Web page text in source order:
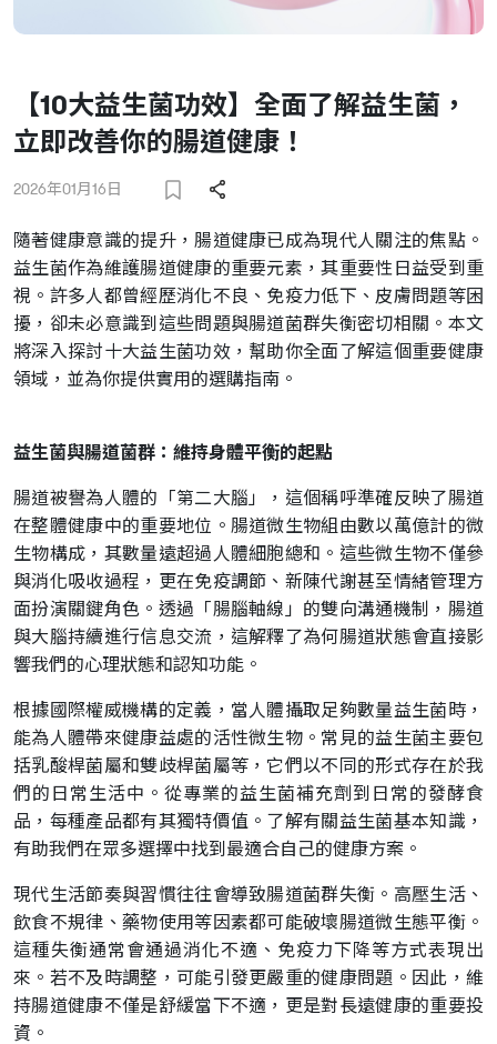
【10大益生菌功效】全面了解益生菌，
立即改善你的腸道健康！
2026年01月16日
隨著健康意識的提升，腸道健康已成為現代人關注的焦點。
益生菌作為維護腸道健康的重要元素，其重要性日益受到重
視。許多人都曾經歷消化不良、免疫力低下、皮膚問題等困
擾，卻未必意識到這些問題與腸道菌群失衡密切相關。本文
將深入探討十大益生菌功效，幫助你全面了解這個重要健康
領域，並為你提供實用的選購指南。
益生菌與腸道菌群：維持身體平衡的起點
腸道被譽為人體的「第二大腦」，這個稱呼準確反映了腸道
在整體健康中的重要地位。腸道微生物組由數以萬億計的微
生物構成，其數量遠超過人體細胞總和。這些微生物不僅參
與消化吸收過程，更在免疫調節、新陳代謝甚至情緒管理方
面扮演關鍵角色。透過「腸腦軸線」的雙向溝通機制，腸道
與大腦持續進行信息交流，這解釋了為何腸道狀態會直接影
響我們的心理狀態和認知功能。
根據國際權威機構的定義，當人體攝取足夠數量益生菌時，
能為人體帶來健康益處的活性微生物。常見的益生菌主要包
括乳酸桿菌屬和雙歧桿菌屬等，它們以不同的形式存在於我
們的日常生活中。從專業的益生菌補充劑到日常的發酵食
品，每種產品都有其獨特價值。了解有關益生菌基本知識，
有助我們在眾多選擇中找到最適合自己的健康方案。
現代生活節奏與習慣往往會導致腸道菌群失衡。高壓生活、
飲食不規律、藥物使用等因素都可能破壞腸道微生態平衡。
這種失衡通常會通過消化不適、免疫力下降等方式表現出
來。若不及時調整，可能引發更嚴重的健康問題。因此，維
持腸道健康不僅是舒緩當下不適，更是對長遠健康的重要投
資。